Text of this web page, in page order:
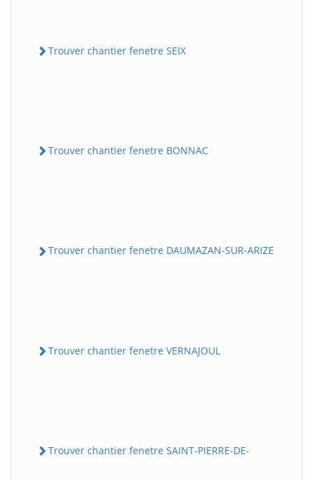
Trouver chantier fenetre SEIX
Trouver chantier fenetre BONNAC
Trouver chantier fenetre DAUMAZAN-SUR-ARIZE
Trouver chantier fenetre VERNAJOUL
Trouver chantier fenetre SAINT-PIERRE-DE-